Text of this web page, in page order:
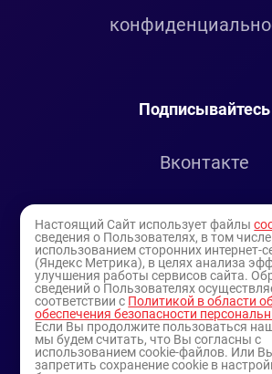
Подписывайтесь
Вконтакте
Youtube
Настоящий Сайт использует файлы
сведения о Пользователях, в том
использованием сторонних интернет-
(Яндекс Метрика), в целях анализа
улучшения работы сервисов сайта.
сведений о Пользователях
соответствии с Политикой в области
обеспечения безопасности
Если Вы продолжите пользоваться
мы будем считать, что Вы согласны с
использованием cookie-файлов. Или
запретить сохранение cookie в